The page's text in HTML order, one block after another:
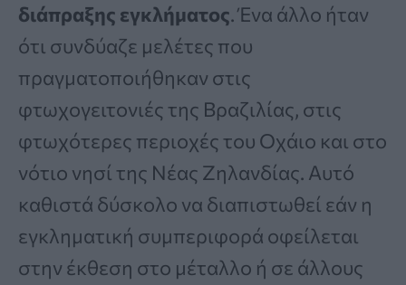
διάπραξης εγκλήματος. Ένα άλλο ήταν
ότι συνδύαζε μελέτες που
πραγματοποιήθηκαν στις
φτωχογειτονιές της Βραζιλίας, στις
φτωχότερες περιοχές του Οχάιο και στο
νότιο νησί της Νέας Ζηλανδίας. Αυτό
καθιστά δύσκολο να διαπιστωθεί εάν η
εγκληματική συμπεριφορά οφείλεται
στην έκθεση στο μέταλλο ή σε άλλους